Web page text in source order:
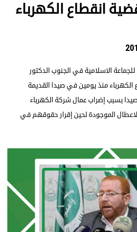
انقطاع الكهرباء
الاسلامية في الجنوب الدكتور
منذ يومين في صيدا القديمة
بسبب إضراب عمال شركة الكهرباء
الموجودة لحين إقرار حقوقهم في